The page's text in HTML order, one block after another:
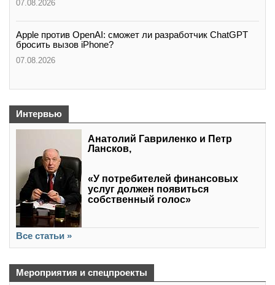
07.08.2026
Apple против OpenAI: сможет ли разработчик ChatGPT
бросить вызов iPhone?
07.08.2026
Интервью
Анатолий Гавриленко и Петр
Лансков,
«У потребителей финансовых
услуг должен появиться
собственный голос»
Все статьи »
Мероприятия и спецпроекты